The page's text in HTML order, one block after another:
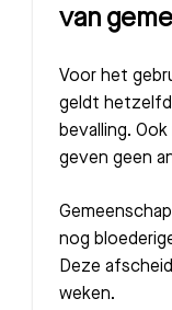
van
Voor het
geldt
bevalling.
geven geen
nog
Deze
weken.